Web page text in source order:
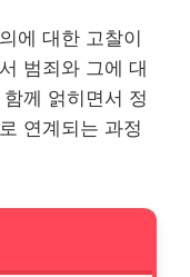
에 대한 고찰이
범죄와 그에 대
께 얽히면서 정
연계되는 과정